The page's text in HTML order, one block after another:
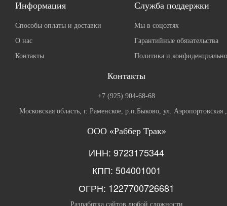
Информация
Способы оплаты и доставки
О нас
Контакты
Служба поддержки
Мы в соцсетях
Гарантийные обязательства
Политика и
Контакты
+7 (925) 904-68-68
Московская область, г. Раменское, р.п.Быково, ул. Аэропортовская
ООО «Раббер Трак»
ИНН: 9723175344
КПП: 504001001
ОГРН: 1227700726681
Разработка сайтов любой сложности